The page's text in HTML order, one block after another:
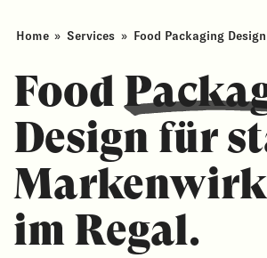
Home » Services » Food Packaging Design
Food
Design für
im Regal.